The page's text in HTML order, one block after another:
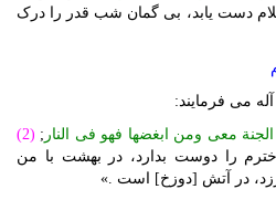
دست یابد، بی گمان شب قدر را درک
معی ومن ابغضها فهو فی النار ;
(2)
را دوست بدارد، در بهشت با من
در آتش [دوزخ] است .»